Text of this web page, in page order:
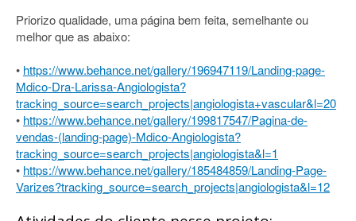
Priorizo qualidade, uma página bem feita, semelhante ou
melhor que as abaixo:
• https://www.behance.net/gallery/196947119/Landing-page-
Mdico-Dra-Larissa-Angiologista?
tracking_source=search_projects|angiologista+vascular&l=20
• https://www.behance.net/gallery/199817547/Pagina-de-
vendas-(landing-page)-Mdico-Angiologista?
tracking_source=search_projects|angiologista&l=1
• https://www.behance.net/gallery/185484859/Landing-Page-
Varizes?tracking_source=search_projects|angiologista&l=12